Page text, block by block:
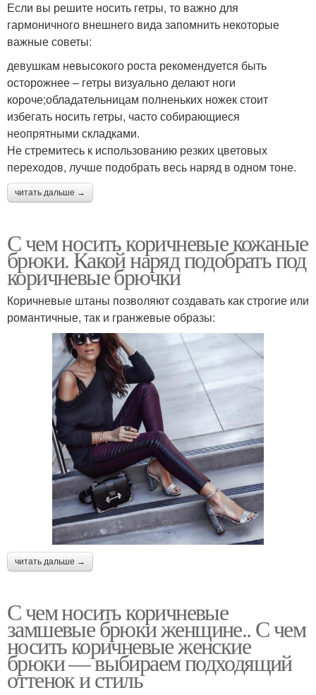
Если вы решите носить гетры, то важно для
гармоничного внешнего вида запомнить некоторые
важные советы:
девушкам невысокого роста рекомендуется быть
осторожнее – гетры визуально делают ноги
короче;обладательницам полненьких ножек стоит
избегать носить гетры, часто собирающиеся
неопрятными складками.
Не стремитесь к использованию резких цветовых
переходов, лучше подобрать весь наряд в одном тоне.
читать дальше →
С чем носить коричневые кожаные
брюки. Какой наряд подобрать под
коричневые брючки
Коричневые штаны позволяют создавать как строгие или
романтичные, так и гранжевые образы:
читать дальше →
С чем носить коричневые
замшевые брюки женщине.. С чем
носить коричневые женские
брюки — выбираем подходящий
оттенок и стиль